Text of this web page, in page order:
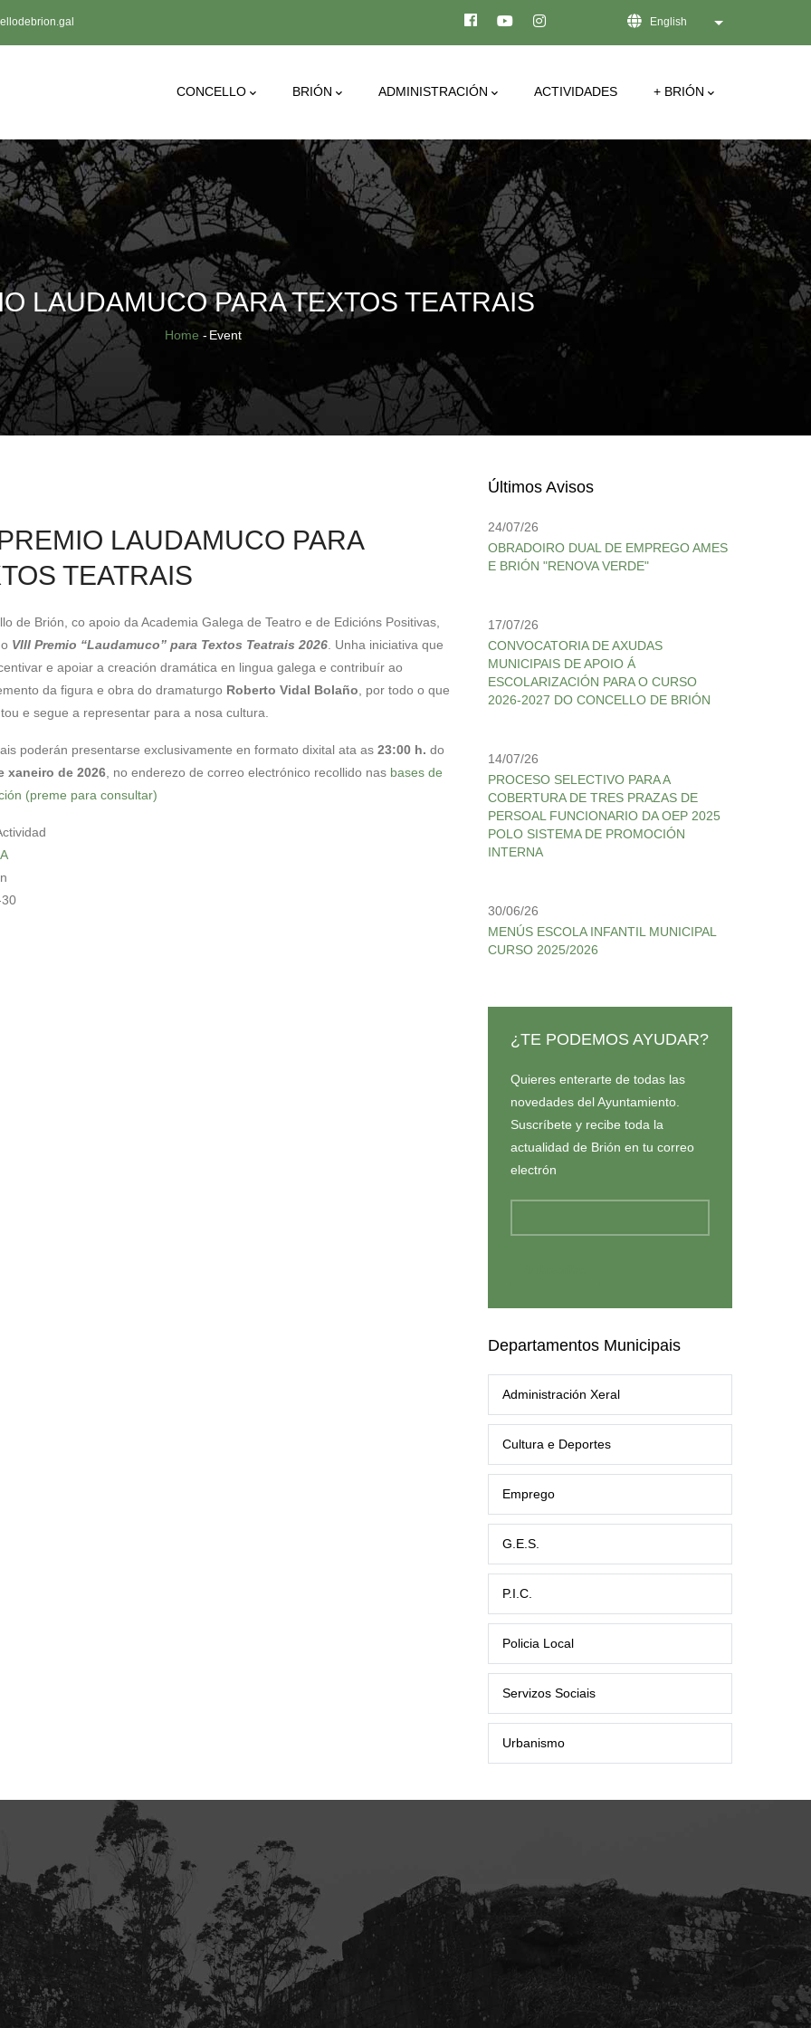
English List additional
Main
CONCELLO BRIÓN ADMINISTRACIÓN ACTIVIDADES + BRIÓN
LAUDAMUCO PARA TEXTOS TEATRAIS
Breadcrumb
Home - Event
LAUDAMUCO PARA
TEATRAIS
de Brión, co apoio da Academia Galega de Teatro e de Edicións Positivas,
VIII Premio “Laudamuco” para Textos Teatrais 2026. Unha iniciativa que
e apoiar a creación dramática en lingua galega e contribuír ao
da figura e obra do dramaturgo Roberto Vidal Bolaño , por todo o que
e segue a representar para a nosa cultura.
poderán presentarse exclusivamente en formato dixital ata as 23:00 h. do
xaneiro de 2026, no enderezo de correo electrónico recollido nas bases de
(preme para consultar)
Últimos Avisos
24/07/26
OBRADOIRO DUAL DE EMPREGO AMES
E BRIÓN "RENOVA VERDE"
17/07/26
CONVOCATORIA DE AXUDAS
MUNICIPAIS DE APOIO Á
ESCOLARIZACIÓN PARA O CURSO
2026-2027 DO CONCELLO DE BRIÓN
14/07/26
PROCESO SELECTIVO PARA A
COBERTURA DE TRES PRAZAS DE
PERSOAL FUNCIONARIO DA OEP 2025
POLO SISTEMA DE PROMOCIÓN
INTERNA
30/06/26
MENÚS ESCOLA INFANTIL MUNICIPAL
CURSO 2025/2026
¿TE PODEMOS AYUDAR?
Quieres enterarte de todas las
novedades del Ayuntamiento.
Suscríbete y recibe toda la
actualidad de Brión en tu correo
electrón
Departamentos Municipais
Administración Xeral
Cultura e Deportes
Emprego
G.E.S.
P.I.C.
Policia Local
Servizos Sociais
Urbanismo